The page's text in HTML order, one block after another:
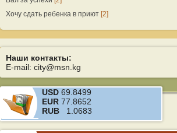
Хочу сдать ребенка в приют [2]
Наши контакты:
E-mail: city@msn.kg
USD 69.8499
EUR 77.8652
RUB 1.0683